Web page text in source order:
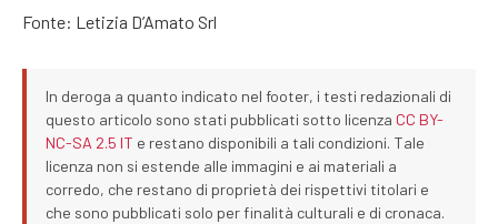
Fonte: Letizia D’Amato Srl
In deroga a quanto indicato nel footer, i testi redazionali di
questo articolo sono stati pubblicati sotto licenza CC BY-
NC-SA 2.5 IT e restano disponibili a tali condizioni. Tale
licenza non si estende alle immagini e ai materiali a
corredo, che restano di proprietà dei rispettivi titolari e
che sono pubblicati solo per finalità culturali e di cronaca.